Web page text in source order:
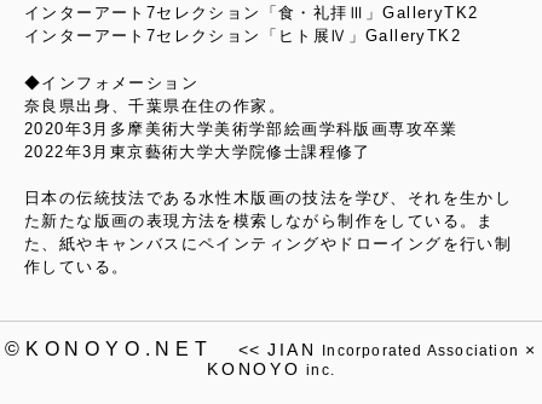
インターアート7セレクション「食・礼拝Ⅲ」GalleryTK2
インターアート7セレクション「ヒト展Ⅳ」GalleryTK2
◆インフォメーション
奈良県出身、千葉県在住の作家。
2020年3月多摩美術大学美術学部絵画学科版画専攻卒業
2022年3月東京藝術大学大学院修士課程修了
日本の伝統技法である水性木版画の技法を学び、それを生かし
た新たな版画の表現方法を模索しながら制作をしている。ま
た、紙やキャンバスにペインティングやドローイングを行い制
作している。
©KONOYO.NET << JIAN Incorporated Association ×
KONOYO inc.